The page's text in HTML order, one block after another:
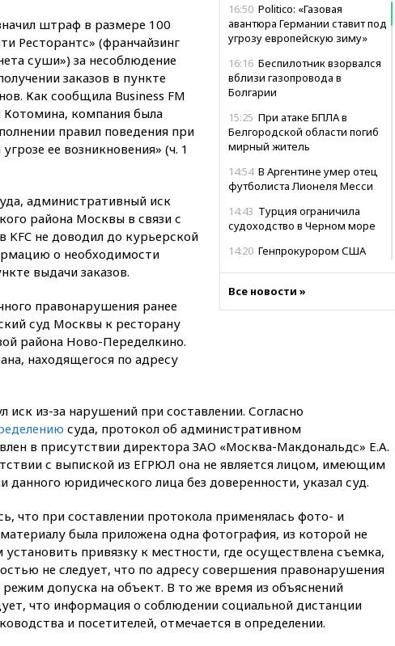
16:50 Politico: «Газовая
авантюра Германии ставит под
угрозу европейскую зиму»
16:16 Беспилотник взорвался
вблизи газопровода в
Болгарии
15:25 При атаке БПЛА в
Белгородской области погиб
мирный житель
14:54 В Аргентине умер отец
футболиста Лионеля Месси
14:43 Турция ограничила
судоходство в Черном море
14:20 Генпрокурором США
13:37 Пляжи Геленджика
потушили
11:47 Суд оставил под
арестом Rolls-Royce блогера
Лерчек
11:07
При столкновении
погибли два человека
10:27
Движение по трассе
«Новороссия» восстановлено
09:55 Силы ПВО перехватили
за утро 85 БПЛА над
территорией РФ
Все новости »
штраф в размере 100
Ресторантс» (франчайзинг
суши») за несоблюдение
заказов в пункте
Как сообщила Business FM
Котомина, компания была
правил поведения при
ее возникновения» (ч. 1
административный иск
района Москвы в связи с
KFC не доводил до курьерской
о необходимости
выдачи заказов.
правонарушения ранее
суд Москвы к ресторану
района Ново-Переделкино.
находящегося по адресу
иск из-за нарушений при составлении. Согласно
суда, протокол об административном
в присутствии директора ЗАО «Москва-Макдональдс» Е.А.
с выпиской из ЕГРЮЛ она не является лицом, имеющим
данного юридического лица без доверенности, указал суд.
что при составлении протокола применялась фото- и
была приложена одна фотография, из которой не
привязку к местности, где осуществлена съемка,
не следует, что по адресу совершения правонарушения
режим допуска на объект. В то же время из объяснений
что информация о соблюдении социальной дистанции
и посетителей, отмечается в определении.